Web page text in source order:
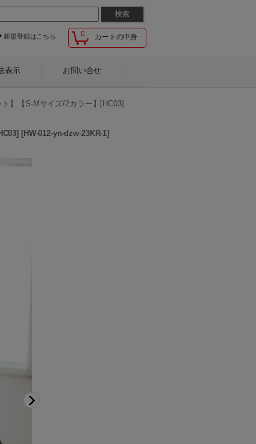
0 カートの中身
新規登録はこちら
表示 お問い合せ
】【S-Mサイズ/2カラー】[HC03]
[HW-012-yn-dzw-23KR-1]